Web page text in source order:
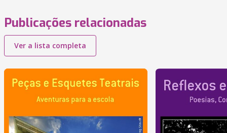
Publicações relacionadas
Ver a lista completa